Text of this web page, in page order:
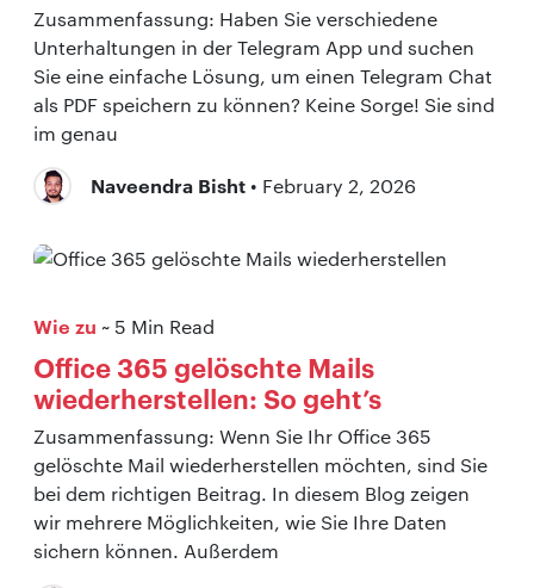
Zusammenfassung: Haben Sie verschiedene
Unterhaltungen in der Telegram App und suchen
Sie eine einfache Lösung, um einen Telegram Chat
als PDF speichern zu können? Keine Sorge! Sie sind
im genau
Naveendra Bisht • February 2, 2026
Wie zu ~ 5 Min Read
Office 365 gelöschte Mails
wiederherstellen: So geht’s
Zusammenfassung: Wenn Sie Ihr Office 365
gelöschte Mail wiederherstellen möchten, sind Sie
bei dem richtigen Beitrag. In diesem Blog zeigen
wir mehrere Möglichkeiten, wie Sie Ihre Daten
sichern können. Außerdem